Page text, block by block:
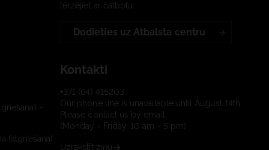
–
(atgriešana)
tērzējiet ar čatbotu:
Dodieties uz Atbalsta centru
Kontakti
+371 (64) 415203
Our phone line is unavailable until August 14th.
Please contact us by email.
(Monday - Friday, 10 am - 5 pm)
Uzrakstīt ziņu